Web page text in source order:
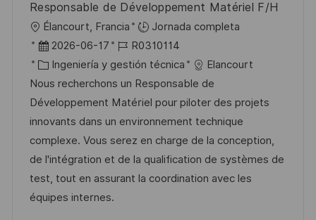
l
i
c
a
c
i
ó
n
Responsable de Développement Matériel F/H
U
b
c
a
c
i
ó
n
Élancourt, Francia
Jornada completa
F
e
c
h
a
d
e
p
u
2026-06-17
I
D
d
e
e
m
p
l
R0310114
C
a
t
e
g
o
r
í
Ingeniería y gestión técnica
Elancourt
Nous recherchons un Responsable de
Développement Matériel pour piloter des projets
innovants dans un environnement technique
complexe. Vous serez en charge de la conception,
de l'intégration et de la qualification de systèmes de
test, tout en assurant la coordination avec les
équipes internes.